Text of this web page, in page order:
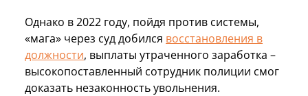
Однако в 2022 году, пойдя против системы,
«мага» через суд добился восстановления в
должности, выплаты утраченного заработка –
высокопоставленный сотрудник полиции смог
доказать незаконность увольнения.